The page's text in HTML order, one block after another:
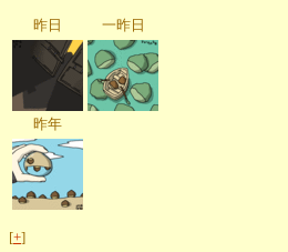
昨日 一昨日
昨年
[+]